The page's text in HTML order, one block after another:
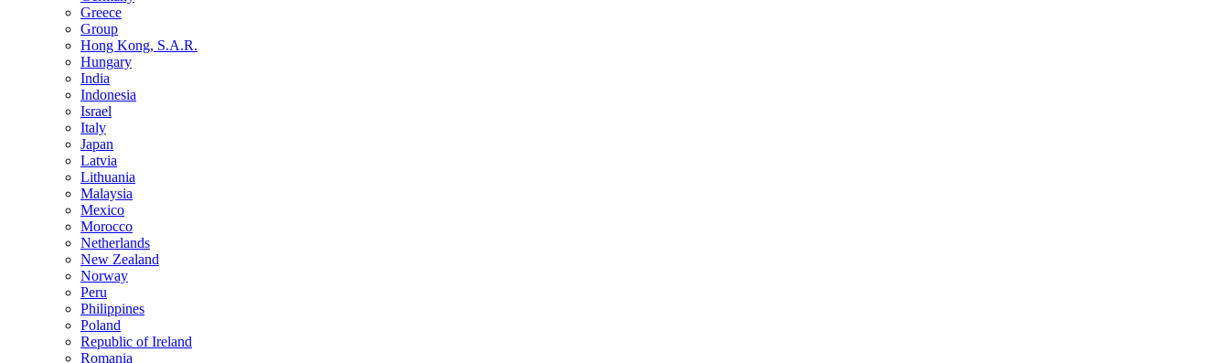
Greece
Group
Hong Kong, S.A.R.
Hungary
India
Indonesia
Israel
Italy
Japan
Latvia
Lithuania
Malaysia
Mexico
Morocco
Netherlands
New Zealand
Norway
Peru
Philippines
Poland
Republic of Ireland
Romania